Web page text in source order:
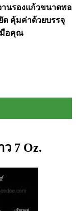
นรองแก้วขนาดพอ
ด คุ้มค่าด้วยบรรจุ
มือคุณ
7 Oz.